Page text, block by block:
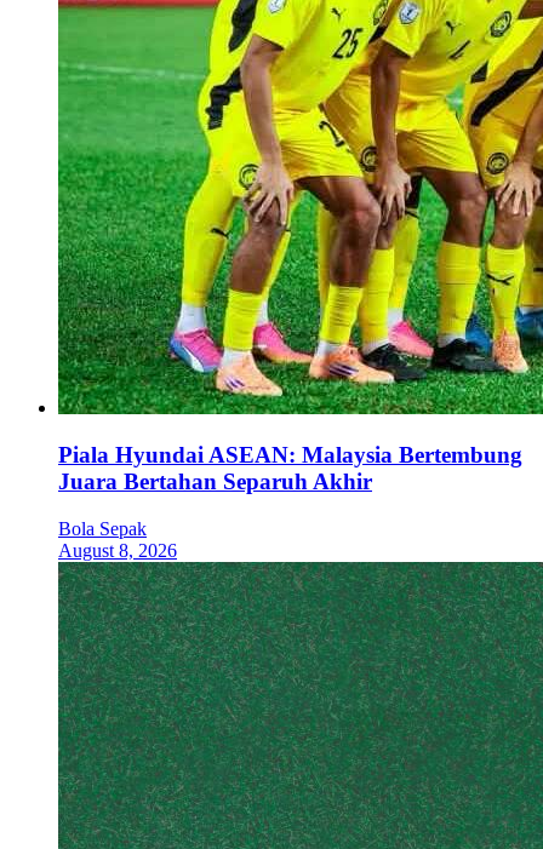
Piala Hyundai ASEAN: Malaysia Bertembung
Juara Bertahan Separuh Akhir
Bola Sepak
August 8, 2026